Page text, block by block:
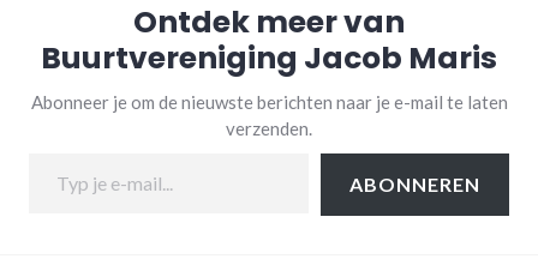
Ontdek meer van
Buurtvereniging Jacob Maris
Abonneer je om de nieuwste berichten naar je e-mail te laten
verzenden.
ABONNEREN